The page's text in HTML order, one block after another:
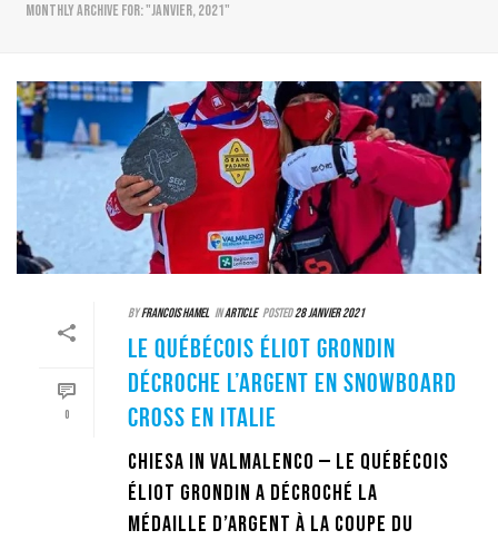
Monthly Archive for: "janvier, 2021"
0
ByFrancois Hamel InArticle Posted28 janvier 2021
LE QUÉBÉCOIS ÉLIOT GRONDIN
DÉCROCHE L’ARGENT EN SNOWBOARD
CROSS EN ITALIE
CHIESA IN VALMALENCO — Le Québécois
Éliot Grondin a décroché la
médaille d’argent à la Coupe du